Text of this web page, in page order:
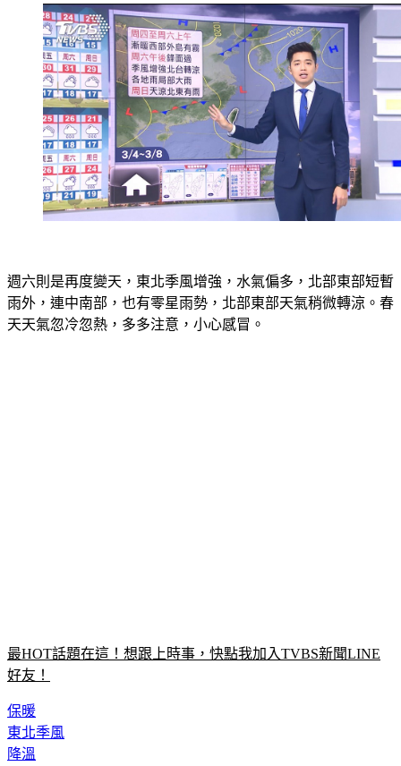
週六則是再度變天，東北季風增強，水氣偏多，北部東部短暫
雨外，連中南部，也有零星雨勢，北部東部天氣稍微轉涼。春
天天氣忽冷忽熱，多多注意，小心感冒。
最HOT話題在這！想跟上時事，快點我加入TVBS新聞LINE
好友！
保暖
東北季風
降溫